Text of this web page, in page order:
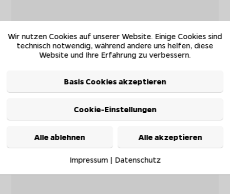
Wir nutzen Cookies auf unserer Website. Einige Cookies sind
technisch notwendig, während andere uns helfen, diese
Website und Ihre Erfahrung zu verbessern.
Basis Cookies akzeptieren
Cookie-Einstellungen
Alle ablehnen Alle akzeptieren
Impressum| Datenschutz